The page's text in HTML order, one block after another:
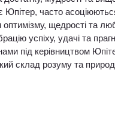
Юпітер, часто
щедрості та
успіху, удачі та
під керівництвом
склад розуму та